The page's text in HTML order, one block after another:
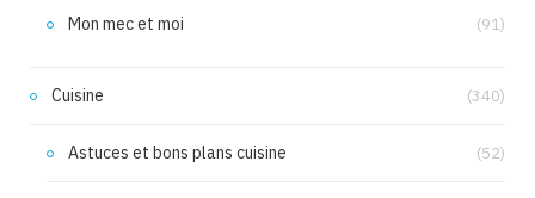
Mon mec et moi (91)
Cuisine (340)
Astuces et bons plans cuisine (52)